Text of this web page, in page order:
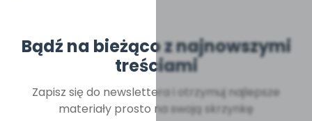
Bądź na bieżąco z najnowszymi
treściami
Zapisz się do newslettera i otrzymuj najlepsze
materiały prosto na swoją skrzynkę